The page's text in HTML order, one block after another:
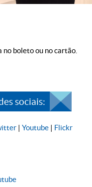
boleto ou no cartão.
sociais:
| Youtube | Flickr